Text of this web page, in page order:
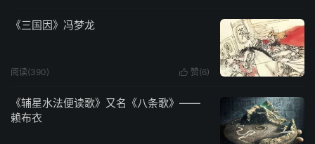
《三国因》冯梦龙
 赞(6)
阅读(390)
《辅星水法便读歌》又名《八条歌》——
赖布衣